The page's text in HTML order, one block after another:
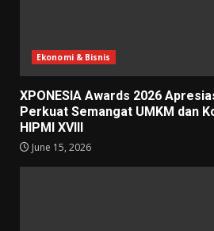
Ekonomi & Bisnis
XPONESIA Awards 2026
Perkuat Semangat UMKM dan
HIPMI XVIII
June 15, 2026